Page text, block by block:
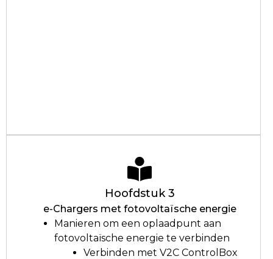
Hoofdstuk 3
e-Chargers met fotovoltaïsche energie
Manieren om een oplaadpunt aan
fotovoltaïsche energie te verbinden
Verbinden met V2C ControlBox